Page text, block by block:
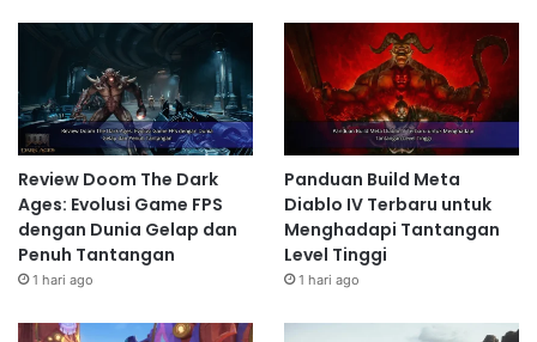
Review Doom The Dark
Ages: Evolusi Game FPS
dengan Dunia Gelap dan
Penuh Tantangan
1 hari ago
Panduan Build Meta
Diablo IV Terbaru untuk
Menghadapi Tantangan
Level Tinggi
1 hari ago